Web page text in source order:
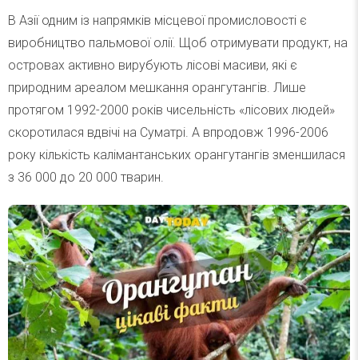
В Азії одним із напрямків місцевої промисловості є
виробництво пальмової олії. Щоб отримувати продукт, на
островах активно вирубують лісові масиви, які є
природним ареалом мешкання орангутангів. Лише
протягом 1992-2000 років чисельність «лісових людей»
скоротилася вдвічі на Суматрі. А впродовж 1996-2006
року кількість калімантанських орангутангів зменшилася
з 36 000 до 20 000 тварин.